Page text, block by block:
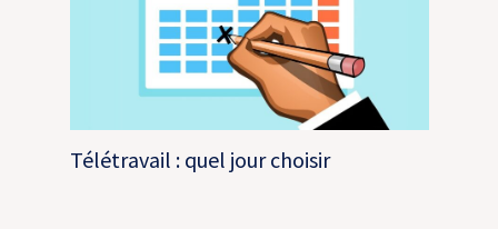
Télétravail : quel jour choisir